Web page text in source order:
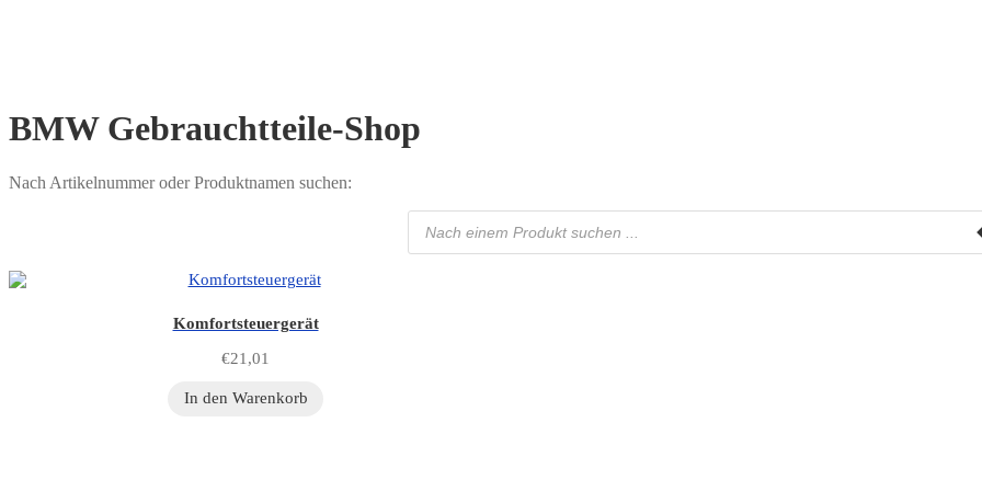
BMW Gebrauchtteile-Shop
Nach Artikelnummer oder Produktnamen suchen:
Products
search
Komfortsteuergerät
€21,01
In den Warenkorb